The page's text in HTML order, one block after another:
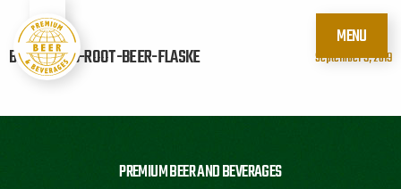
MENU
BUNDABERG-ROOT-BEER-FLASKE September 9, 2019
PREMIUM BEER AND BEVERAGES